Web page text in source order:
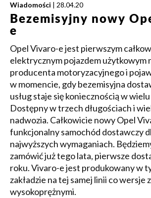
Wiadomości | 28.04.20
Bezemisyjny nowy
e
Opel Vivaro-e jest pierwszym
elektrycznym pojazdem użytkowym
producenta motoryzacyjnego i
w momencie, gdy bezemisyjna
usług staje się koniecznością w
Dostępny w trzech długościach i
nadwozia. Całkowicie nowy Opel
funkcjonalny samochód dostawczy
najwyższych wymaganiach.
zamówić już tego lata, pierwsze
roku. Vivaro-e jest produkowany w
zakładzie na tej samej linii co wersje
wysokoprężnymi.